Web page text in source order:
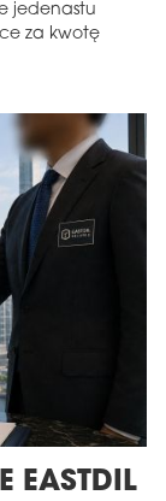
jedenastu
za kwotę
EASTDIL